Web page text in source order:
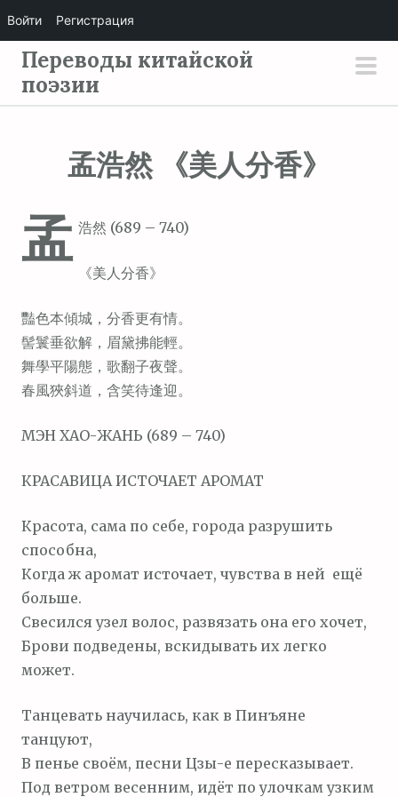
р
Переводы китайской
поэзии
孟浩然 《美人分香》
孟 浩然 (689 – 740)
《美人分香》
豔色本傾城，分香更有情。
髻鬟垂欲解，眉黛拂能輕。
舞學平陽態，歌翻子夜聲。
春風狹斜道，含笑待逢迎。
МЭН ХАО-ЖАНЬ (689 – 740)
КРАСАВИЦА ИСТОЧАЕТ АРОМАТ
Красота, сама по себе, города разрушить
способна,
Когда ж аромат источает, чувства в ней ещё
больше.
Свесился узел волос, развязать она его хочет,
Брови подведены, вскидывать их легко
может.
Танцевать научилась, как в Пинъяне
танцуют,
В пенье своём, песни Цзы-е пересказывает.
Под ветром весенним, идёт по улочкам узким
Войти Регистрация